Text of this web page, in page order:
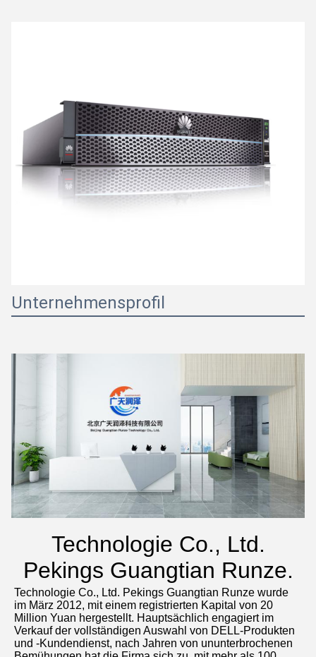
Unternehmensprofil
Technologie Co., Ltd.
Pekings Guangtian Runze.
Technologie Co., Ltd. Pekings Guangtian Runze wurde
im März 2012, mit einem registrierten Kapital von 20
Million Yuan hergestellt. Hauptsächlich engagiert im
Verkauf der vollständigen Auswahl von DELL-Produkten
und -Kundendienst, nach Jahren von ununterbrochenen